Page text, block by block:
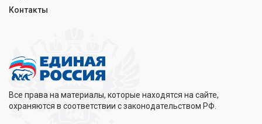
Все права на материалы, которые находятся на сайте,
охраняются в соответствии с законодательством РФ.
Контакты